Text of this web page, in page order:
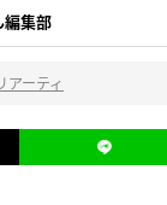
編集部
アーティ